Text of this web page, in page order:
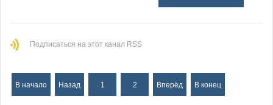
Подписаться на этот канал RSS
В начало Назад 1 2 Вперёд В конец